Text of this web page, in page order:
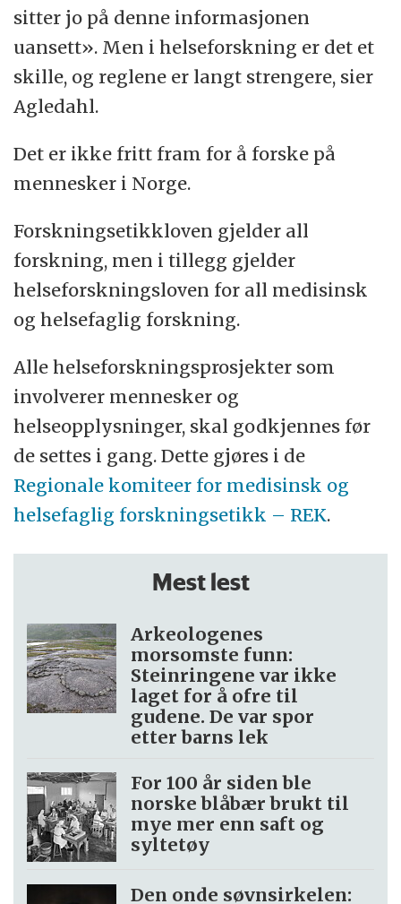
sitter jo på denne informasjonen
uansett». Men i helseforskning er det et
skille, og reglene er langt strengere, sier
Agledahl.
Det er ikke fritt fram for å forske på
mennesker i Norge.
Forskningsetikkloven gjelder all
forskning, men i tillegg gjelder
helseforskningsloven for all medisinsk
og helsefaglig forskning.
Alle helseforskningsprosjekter som
involverer mennesker og
helseopplysninger, skal godkjennes før
de settes i gang. Dette gjøres i de
Regionale komiteer for medisinsk og
helsefaglig forskningsetikk – REK.
Mest lest
Arkeologenes
morsomste funn:
Steinringene var ikke
laget for å ofre til
gudene. De var spor
etter barns lek
For 100 år siden ble
norske blåbær brukt til
mye mer enn saft og
syltetøy
Den onde søvnsirkelen: